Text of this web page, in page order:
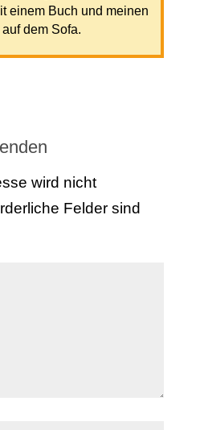
einem Buch und meinen
dem Sofa.
wird nicht
Felder sind